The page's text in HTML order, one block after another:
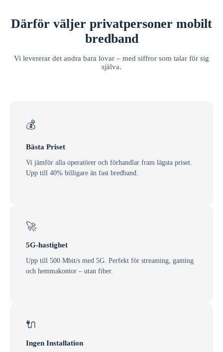
Därför väljer privatpersoner mobilt
bredband
Vi levererar det andra bara lovar – med siffror som talar för sig
själva.
💰
Bästa Priset
Vi jämför alla operatörer och förhandlar fram lägsta priset.
Upp till 40% billigare än fast bredband.
🚀
5G-hastighet
Upp till 500 Mbit/s med 5G. Perfekt för streaming, gaming
och hemmakontor – utan fiber.
🔌
Ingen Installation